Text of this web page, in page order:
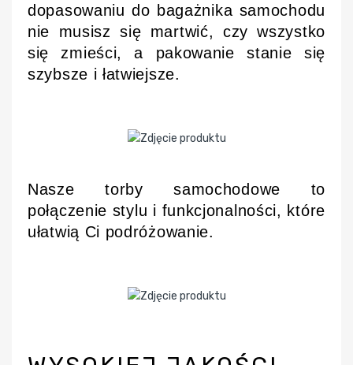
dopasowaniu do bagażnika samochodu
nie musisz się martwić, czy wszystko
się zmieści, a pakowanie stanie się
szybsze i łatwiejsze.
Nasze torby samochodowe to
połączenie stylu i funkcjonalności, które
ułatwią Ci podróżowanie.